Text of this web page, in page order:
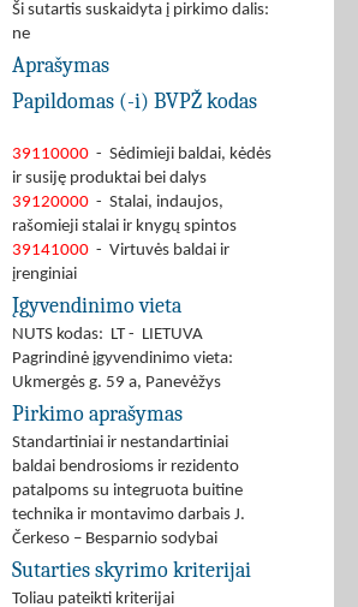
Ši sutartis suskaidyta į pirkimo dalis:
ne
Aprašymas
Papildomas (-i) BVPŽ kodas
39110000 - Sėdimieji baldai, kėdės
ir susiję produktai bei dalys
39120000 - Stalai, indaujos,
rašomieji stalai ir knygų spintos
39141000 - Virtuvės baldai ir
įrenginiai
Įgyvendinimo vieta
NUTS kodas: LT - LIETUVA
Pagrindinė įgyvendinimo vieta:
Ukmergės g. 59 a, Panevėžys
Pirkimo aprašymas
Standartiniai ir nestandartiniai
baldai bendrosioms ir rezidento
patalpoms su integruota buitine
technika ir montavimo darbais J.
Čerkeso – Besparnio sodybai
Sutarties skyrimo kriterijai
Toliau pateikti kriterijai